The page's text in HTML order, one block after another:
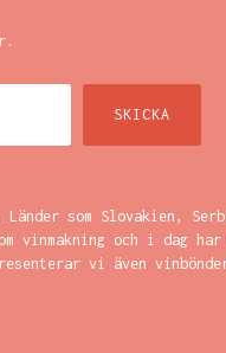
Länder som Slovakien,
vinmakning och i dag
vi även